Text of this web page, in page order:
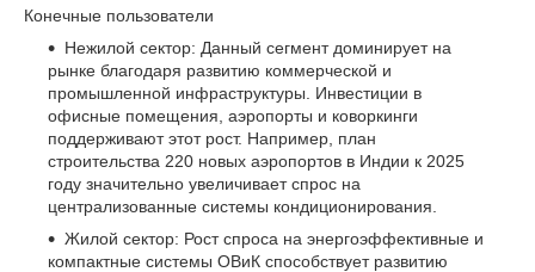
Конечные пользователи
Нежилой сектор: Данный сегмент доминирует на
рынке благодаря развитию коммерческой и
промышленной инфраструктуры. Инвестиции в
офисные помещения, аэропорты и коворкинги
поддерживают этот рост. Например, план
строительства 220 новых аэропортов в Индии к 2025
году значительно увеличивает спрос на
централизованные системы кондиционирования.
Жилой сектор: Рост спроса на энергоэффективные и
компактные системы ОВиК способствует развитию